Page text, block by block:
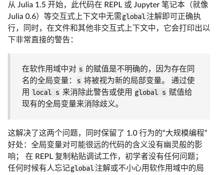
从 Julia 1.5 开始，此代码在 REPL 或 Jupyter 笔记本（就像
Julia 0.6）等交互式上下文中无需global注解即可正确执
行，同时，在文件和其他非交互式上下文中，它会打印出以
下非常直接的警告：
在软作用域中对 s 的赋值是不明确的，因为存在同
名的全局变量：
s 将被视为新的局部变量。 通过使
用 local s 来消除此警告或使用 global s 赋值给
现有的全局变量来消除歧义。
这解决了这两个问题，同时保留了 1.0 行为的“大规模编程”
好处：全局变量对可能很远的代码的含义没有幽灵般的影
响； 在 REPL 复制粘贴调试工作，初学者没有任何问题；
任何时候有人忘记global注解或不小心用软作用域中的局